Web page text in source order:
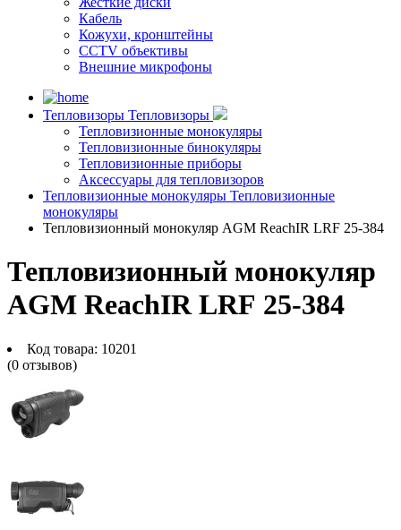
Кабель
Кожухи, кронштейны
CCTV объективы
Внешние микрофоны
Тепловизоры Тепловизоры
Тепловизионные монокуляры
Тепловизионные бинокуляры
Тепловизионные приборы
Аксессуары для тепловизоров
Тепловизионные монокуляры Тепловизионные
монокуляры
Тепловизионный монокуляр AGM ReachIR LRF 25-384
Тепловизионный монокуляр
AGM ReachIR LRF 25-384
Код товара: 10201
(0 отзывов)